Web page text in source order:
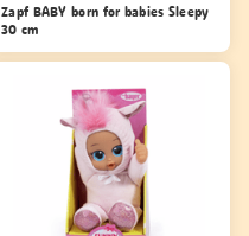
Zapf BABY born for babies Sleepy
30 cm